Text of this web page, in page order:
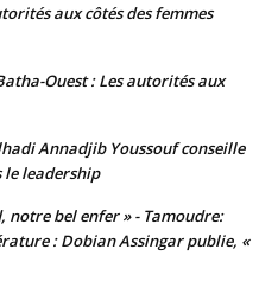
aux côtés des femmes
Ouest : Les autorités aux
Annadjib Youssouf conseille
le leadership
notre bel enfer » - Tamoudre:
: Dobian Assingar publie, «